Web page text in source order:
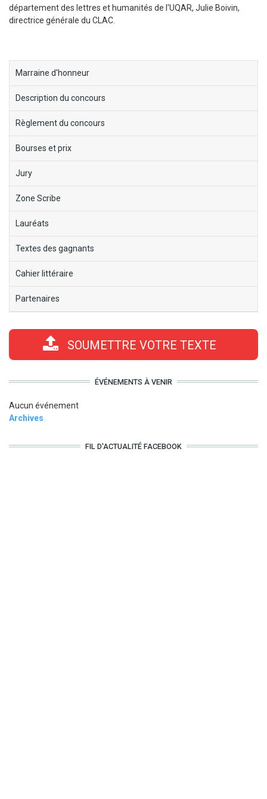
département des lettres et humanités de l'UQAR, Julie Boivin,
directrice générale du CLAC.
block-
ecorce-
fabuleuse
Marraine d'honneur
Description du concours
Règlement du concours
Bourses et prix
Jury
Zone Scribe
Lauréats
Textes des gagnants
Cahier littéraire
Partenaires
SOUMETTRE VOTRE TEXTE
ÉVÉNEMENTS À VENIR
Aucun événement
Archives
FIL D'ACTUALITÉ FACEBOOK